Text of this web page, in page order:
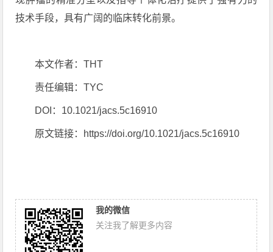
技术手段，具有广阔的临床转化前景。
本文作者：THT
责任编辑：TYC
DOI：10.1021/jacs.5c16910
原文链接：https://doi.org/10.1021/jacs.5c16910
我的微信
关注我了解更多内容